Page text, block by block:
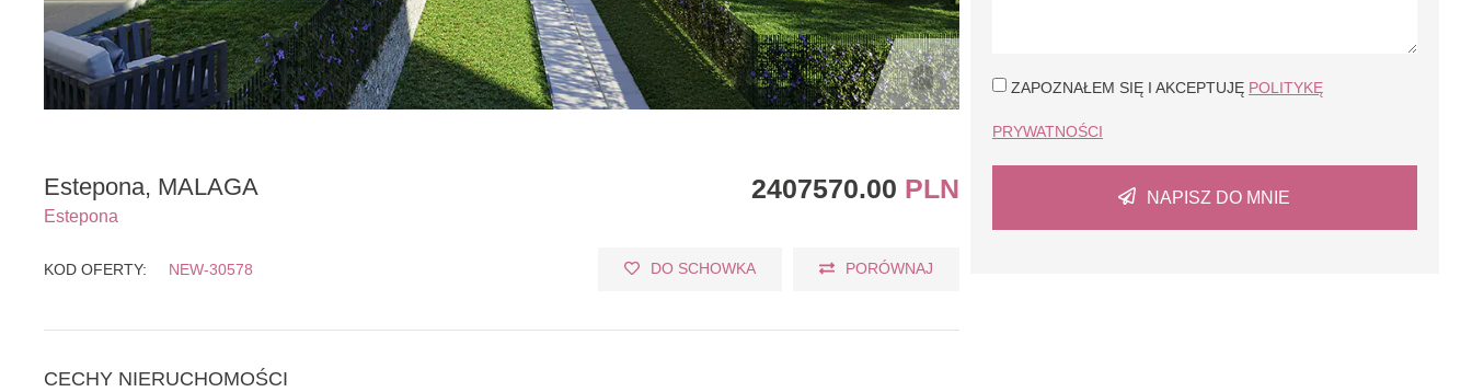
ZAPOZNAŁEM SIĘ I AKCEPTUJĘ POLITYKĘ
PRYWATNOŚCI
NAPISZ DO MNIE
Estepona, MALAGA 2407570.00 PLN
Estepona
KOD OFERTY: NEW-30578 DO SCHOWKA PORÓWNAJ
CECHY NIERUCHOMOŚCI